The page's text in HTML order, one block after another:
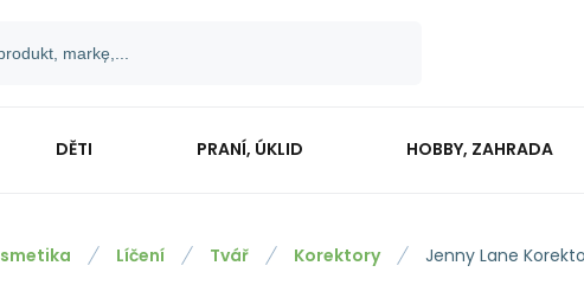
DĚTI PRANÍ, ÚKLID HOBBY, ZAHRADA
Líčení Tvář Korektory Jenny Lane